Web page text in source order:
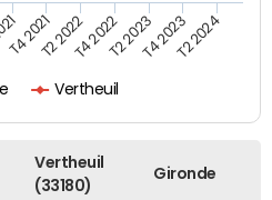
Vertheuil
T4 2021T2 2022T4 2022T2 2023T4 2023T2 2024
Vertheuil
(33180)
Gironde